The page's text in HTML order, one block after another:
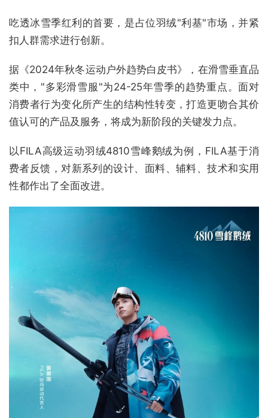
吃透冰雪季红利的首要，是占位羽绒"利基"市场，并紧
扣人群需求进行创新。
据《2024年秋冬运动户外趋势白皮书》，在滑雪垂直品
类中，"多彩滑雪服"为24-25年雪季的趋势重点。面对
消费者行为变化所产生的结构性转变，打造更吻合其价
值认可的产品及服务，将成为新阶段的关键发力点。
以FILA高级运动羽绒4810雪峰鹅绒为例，FILA基于消
费者反馈，对新系列的设计、面料、辅料、技术和实用
性都作出了全面改进。